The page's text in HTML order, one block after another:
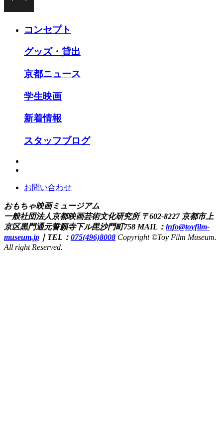
コンセプト
グッズ・貸出
京都ニュース
学生映画
新着情報
スタッフブログ
お問い合わせ
おもちゃ映画ミュージアム
一般社団法人京都映画芸術文化研究所 〒602-8227 京都市上
京区黒門通元誓願寺下ル毘沙門町758 MAIL： info@toyfilm-
museum.jp ｜ TEL： 075(496)8008 Copyright ©Toy Film Museum.
All right Reserved.